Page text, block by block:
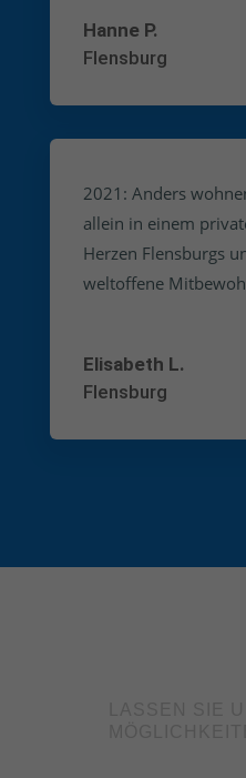
Hanne P.
Flensburg
2021: Anders
allein in einem
Herzen Flensburgs
weltoffene
Elisabeth L.
Flensburg